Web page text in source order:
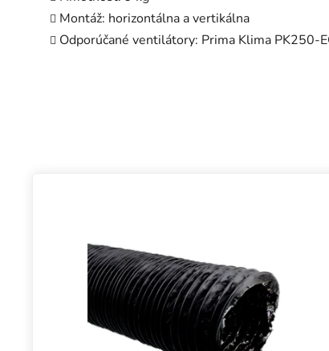
Montáž: horizontálna a vertikálna
Odporúčané ventilátory: Prima Klima PK250-